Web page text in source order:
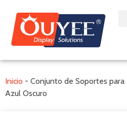
Inicio - Conjunto de Soportes para
Azul Oscuro